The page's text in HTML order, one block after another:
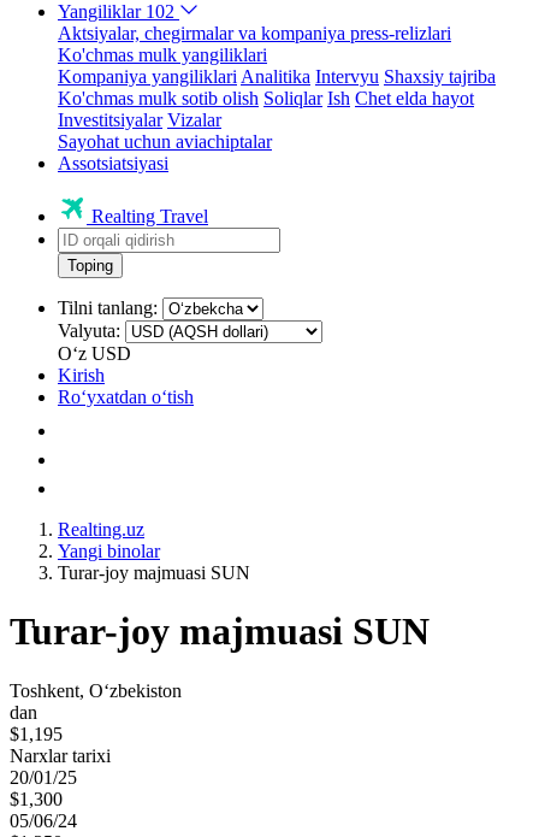
Yangiliklar 102
Aktsiyalar, chegirmalar va kompaniya press-relizlari
Ko'chmas mulk yangiliklari
Kompaniya yangiliklari Analitika Intervyu Shaxsiy tajriba
Ko'chmas mulk sotib olish Soliqlar Ish Chet elda hayot
Investitsiyalar Vizalar
Sayohat uchun aviachiptalar
Assotsiatsiyasi
Realting Travel
Toping
Tilni tanlang:
Valyuta:
Oʻz USD
Kirish
Roʻyxatdan oʻtish
Realting.uz
Yangi binolar
Turar-joy majmuasi SUN
Turar-joy majmuasi SUN
Toshkent, Oʻzbekiston
dan
$1,195
Narxlar tarixi
20/01/25
$1,300
05/06/24